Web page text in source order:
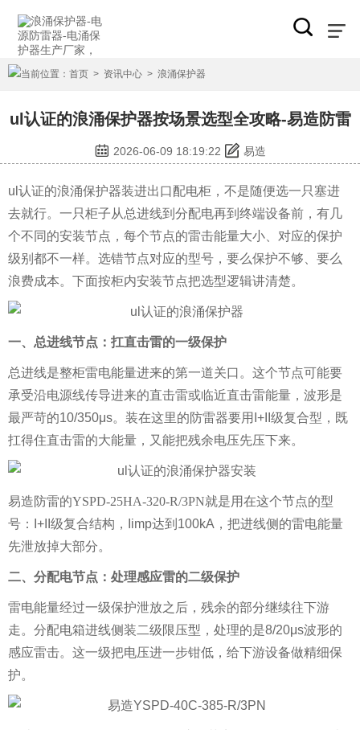
当前位置： 首页 > 资讯中心 > 浪涌保护器
ul认证的浪涌保护器按场景选型全攻略-易造防雷
2026-06-09 18:19:22 易造
ul认证的浪涌保护器装进出口配电柜，不是随便选一只塞进
去就行。一只柜子从总进线到分配电再到终端设备前，有几
个不同的安装节点，每个节点的雷击能量大小、对应的保护
级别都不一样。选错节点对应的型号，要么保护不够、要么
浪费成本。下面按柜内安装节点把选型逻辑讲清楚。
一、总进线节点：扛直击雷的一级保护
总进线是整柜雷电能量进来的第一道关口。这个节点可能要
承受沿电源线传导进来的直击雷或临近直击雷能量，波形是
最严苛的10/350μs。装在这里的防雷器要用I+II级复合型，既
扛得住直击雷的大能量，又能把残余电压先压下来。
易造防雷的YSPD-25HA-320-R/3PN就是用在这个节点的型
号：I+II级复合结构，Iimp达到100kA，把进线侧的雷电能量
先泄放掉大部分。
二、分配电节点：处理感应雷的二级保护
雷电能量经过一级保护泄放之后，残余的部分继续往下游
走。分配电箱进线侧装二级限压型，处理的是8/20μs波形的
感应雷击。这一级把电压进一步钳低，给下游设备做精细保
护。